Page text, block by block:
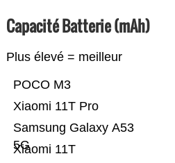
Capacité Batterie (mAh)
Plus élevé = meilleur
Xiaomi 11T
Samsung Galaxy A53
5G
Xiaomi 11T Pro
POCO M3